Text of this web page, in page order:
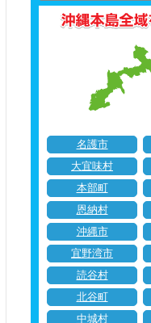
名護市
大宜味村
本部町
恩納村
沖縄市
宜野湾市
読谷村
北谷町
中城村